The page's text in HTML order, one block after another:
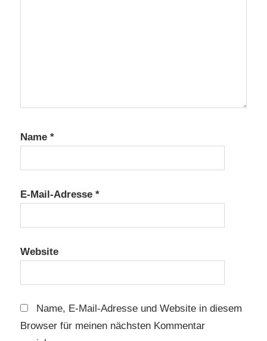
Name *
E-Mail-Adresse *
Website
Name, E-Mail-Adresse und Website in diesem
Browser für meinen nächsten Kommentar